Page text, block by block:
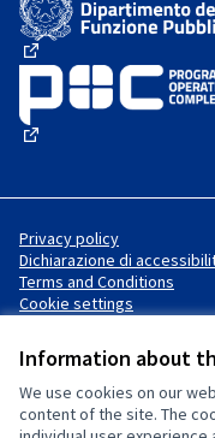
Information about
We use cookies on our
content of the site. The
(External link)
Privacy policy
Dichiarazione di
Terms and Conditions
Cookie settings
Creative Commons
(External link)Website made
.